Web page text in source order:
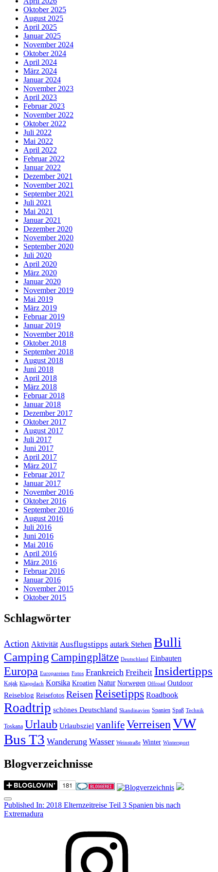
Oktober 2025
August 2025
April 2025
Januar 2025
November 2024
Oktober 2024
April 2024
März 2024
Januar 2024
November 2023
April 2023
Februar 2023
November 2022
Oktober 2022
Juli 2022
Mai 2022
April 2022
Februar 2022
Januar 2022
Dezember 2021
November 2021
September 2021
Juli 2021
Mai 2021
Januar 2021
Dezember 2020
November 2020
September 2020
Juli 2020
April 2020
März 2020
Januar 2020
November 2019
Mai 2019
März 2019
Februar 2019
Januar 2019
November 2018
Oktober 2018
September 2018
August 2018
Juni 2018
April 2018
März 2018
Februar 2018
Januar 2018
Dezember 2017
Oktober 2017
August 2017
Juli 2017
Juni 2017
April 2017
März 2017
Februar 2017
Januar 2017
November 2016
Oktober 2016
September 2016
August 2016
Juli 2016
Juni 2016
Mai 2016
April 2016
März 2016
Februar 2016
Januar 2016
November 2015
Oktober 2015
Schlagwörter
Action Aktivität Ausflugstipps autark Stehen Bulli
Camping Campingplätze Deutschland Einbauten
Europa Europareisen Fotos Frankreich Freiheit Insidertipps
Kajak Klappdach Korsika Kroatien Natur Norwegen Offroad Outdoor
Reiseblog Reisefotos ReisenReisetipps Roadbook
Roadtrip schönes Deutschland Skandinavien Spanien Spaß Technik
Toskana Urlaub Urlaubsziel vanlifeVerreisenVW
Bus T3 Wanderung Wasser Weinstraße Winter Wintersport
Blogverzeichnisse
Menu
Post
navigation
Published In: 2018 Elternzeitreise Teil 3 Spanien bis nach
Extremadura